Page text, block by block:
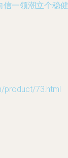
信一领潮立个稳健
product/73.html